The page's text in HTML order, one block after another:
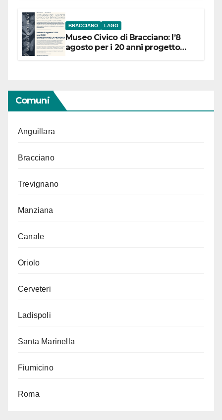
BRACCIANO LAGO
Museo Civico di Bracciano: l’8
agosto per i 20 anni progetto
Comuni
Anguillara
Bracciano
Trevignano
Manziana
Canale
Oriolo
Cerveteri
Ladispoli
Santa Marinella
Fiumicino
Roma